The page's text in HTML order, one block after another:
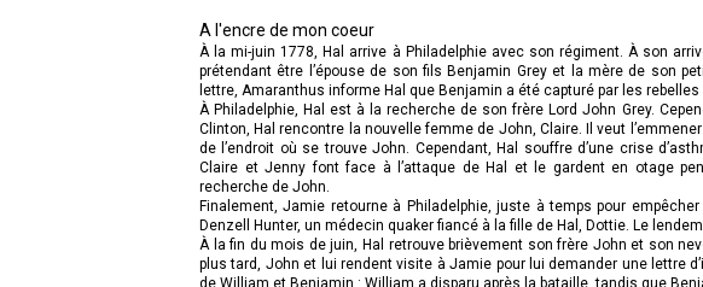
A l'encre de mon coeur
À la mi-juin 1778, Hal arrive à Philadelphie avec son régiment. À son
prétendant être l’épouse de son fils Benjamin Grey et la mère de son
lettre, Amaranthus informe Hal que Benjamin a été capturé par les
À Philadelphie, Hal est à la recherche de son frère Lord John Grey.
Clinton, Hal rencontre la nouvelle femme de John, Claire. Il veut
de l’endroit où se trouve John. Cependant, Hal souffre d’une crise
Claire et Jenny font face à l’attaque de Hal et le gardent en otage
recherche de John.
Finalement, Jamie retourne à Philadelphie, juste à temps pour
Denzell Hunter, un médecin quaker fiancé à la fille de Hal, Dottie. Le
À la fin du mois de juin, Hal retrouve brièvement son frère John et son
plus tard, John et lui rendent visite à Jamie pour lui demander une lettre
de William et Benjamin : William a disparu après la bataille, tandis que